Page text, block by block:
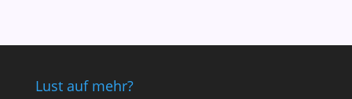
Lust auf mehr?